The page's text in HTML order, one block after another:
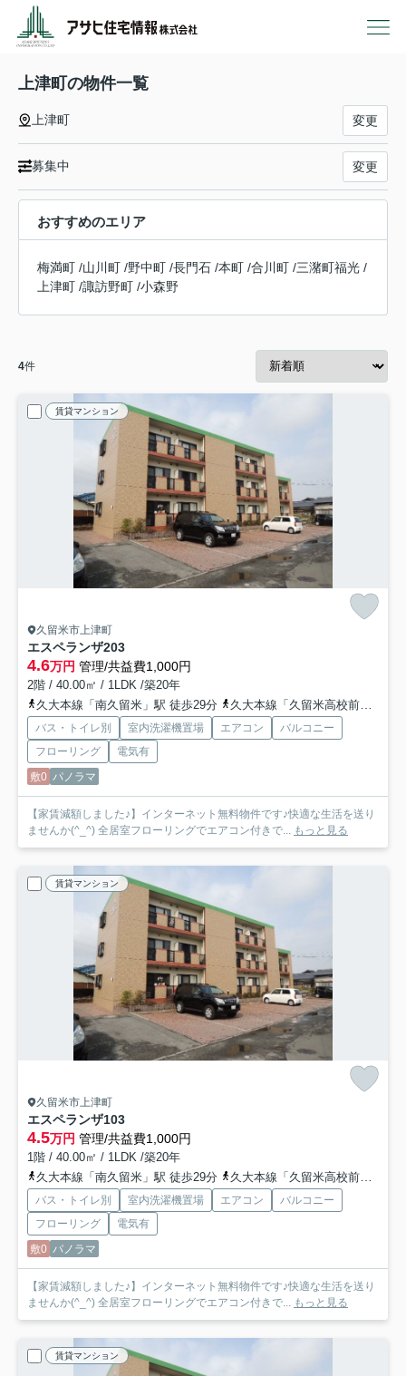
上津町の物件一覧
上津町 変更
募集中 変更
おすすめのエリア
梅満町 /山川町 /野中町 /長門石 /本町 /合川町 /三潴町福光 /
上津町 /諏訪野町 /小森野
4件
賃貸マンション
久留米市上津町
エスペランザ203
4.6万円 管理/共益費1,000円
2階 / 40.00㎡ / 1LDK /築20年
久大本線「南久留米」駅 徒歩29分
久大本線「久留米高校前」駅 徒歩31分
バス・トイレ別 室内洗濯機置場 エアコン
バルコニー
フローリング
電気有
敷0 パノラマ
【家賃減額しました♪】インターネット無料物件です♪快適な生活を送り
ませんか(^_^) 全居室フローリングでエアコン付きで...
もっと見る
賃貸マンション
久留米市上津町
エスペランザ103
4.5万円 管理/共益費1,000円
1階 / 40.00㎡ / 1LDK /築20年
久大本線「南久留米」駅 徒歩29分
久大本線「久留米高校前」駅 徒歩31分
バス・トイレ別 室内洗濯機置場 エアコン
バルコニー
フローリング
電気有
敷0 パノラマ
【家賃減額しました♪】インターネット無料物件です♪快適な生活を送り
ませんか(^_^) 全居室フローリングでエアコン付きで...
もっと見る
賃貸マンション